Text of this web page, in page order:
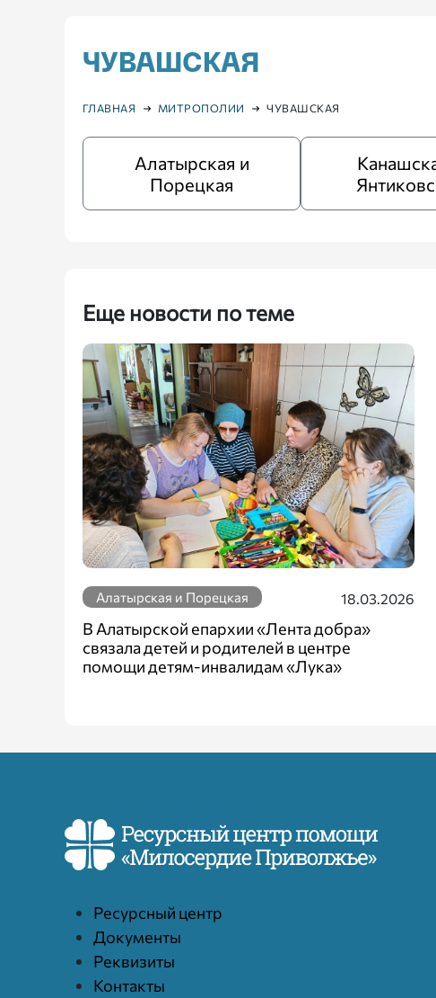
ЧУВАШСКАЯ
ГЛАВНАЯ МИТРОПОЛИИ ЧУВАШСКАЯ
Алатырская и
Порецкая
Еще новости по теме
Алатырская и Порецкая 18.03.2026
В Алатырской епархии «Лента добра»
связала детей и родителей в центре
помощи детям-инвалидам «Лука»
Ресурcный центр
Документы
Реквизиты
Контакты